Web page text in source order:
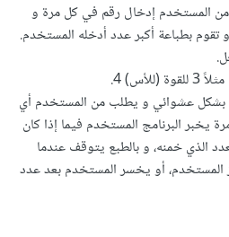
المستخدم إدخال رقم في كل مرة و
4.
بشكل عشوائي و يطلب من المستخدم أي
يخبر البرنامج المستخدم فيما إذا كان
الذي خمنه، و بالطبع يتوقف عندما
أو يخسر المستخدم بعد عدد